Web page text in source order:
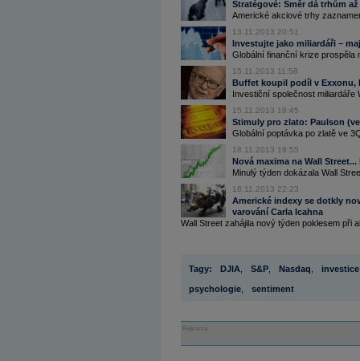
Stratégové: Směr dá trhům
Americké akciové trhy
13.11.2013 20:51
Investujte jako miliardáři –
Globální finanční krize prospěla
15.11.2013 11:58
Buffet koupil podíl v Exxonu,
Investiční společnost miliardáře
15.11.2013 18:45
Stimuly pro zlato: Paulson
Globální poptávka po zlatě ve
18.11.2013 19:55
Nová maxima na Wall
Minulý týden dokázala Wall
18.11.2013 22:23
Americké indexy se dotkly
varování Carla Icahna
Wall Street zahájila nový týden poklesem při
Tagy: DJIA S&P Nasdaq investice
psychologie sentiment
Reklama